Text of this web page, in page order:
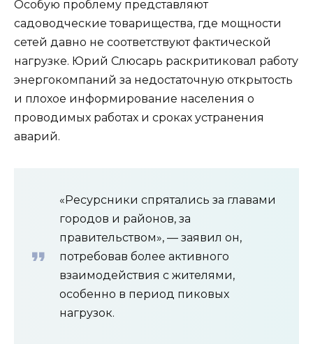
Особую проблему представляют
садоводческие товарищества, где мощности
сетей давно не соответствуют фактической
нагрузке. Юрий Слюсарь раскритиковал работу
энергокомпаний за недостаточную открытость
и плохое информирование населения о
проводимых работах и сроках устранения
аварий.
«Ресурсники спрятались за главами
городов и районов, за
правительством», — заявил он,
потребовав более активного
взаимодействия с жителями,
особенно в период пиковых
нагрузок.